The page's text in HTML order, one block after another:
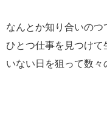
なんとか知り合いのつ
ひとつ仕事を見つけ
いない日を狙って数々